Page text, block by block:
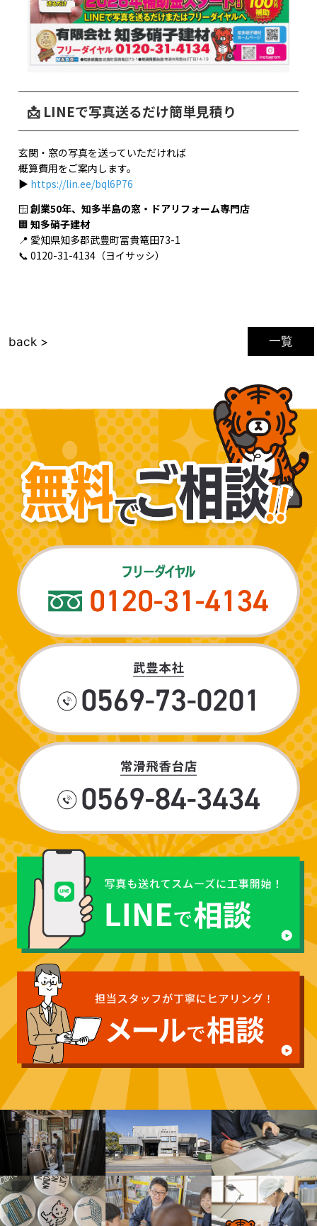
📩 LINEで写真送るだけ簡単見積り
玄関・窓の写真を送っていただければ
概算費用をご案内します。
▶ https://lin.ee/bql6P76
🪟創業50年、知多半島の窓・ドアリフォーム専門店
🏢知多硝子建材
📍 愛知県知多郡武豊町冨貴篭田73-1
📞 0120-31-4134（ヨイサッシ）
一覧
back >